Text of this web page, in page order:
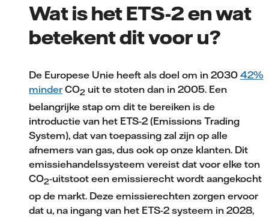
Wat is het ETS-2 en wat
betekent dit voor u?
De Europese Unie heeft als doel om in 2030 42%
minderCO2uit te stoten dan in 2005. Een
belangrijke stap om dit te bereiken is de
introductie van het ETS-2 (Emissions Trading
System), dat van toepassing zal zijn op alle
afnemers van gas, dus ook op onze klanten. Dit
emissie­handels­systeem vereist dat voor elke ton
CO2-uitstoot een emissierecht wordt aangekocht
op de markt. Deze emissierechten zorgen ervoor
dat u, na ingang van het ETS-2 systeem in 2028,